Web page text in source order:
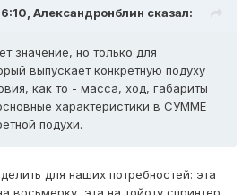
Александронблин сказал:
значение, но только для
выпускает конкретную подуху
как то - масса, ход, габариты
характеристики в СУММЕ
подухи.
для наших потребностей: эта